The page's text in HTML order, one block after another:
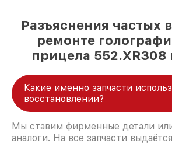
Разъяснения частых
ремонте
прицела 552.XR308
Какие именно запчасти
восстановлении?
Мы ставим фирменные детали
аналоги. На все запчасти